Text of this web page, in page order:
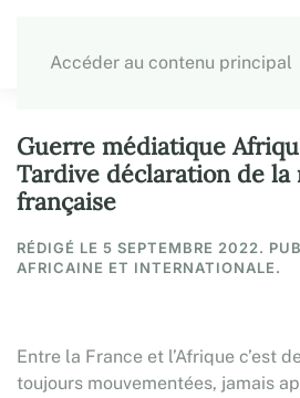
Accéder au contenu principal
Guerre médiatique
Tardive déclaration de la
française
RÉDIGÉ LE 5 SEPTEMBRE 2022.
AFRICAINE ET INTERNATIONALE.
Entre la France et l’Afrique c’est
toujours mouvementées, jamais